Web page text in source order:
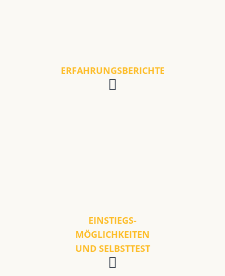
ERFAHRUNGSBERICHTE
EINSTIEGS-
MÖGLICHKEITEN
UND SELBSTTEST